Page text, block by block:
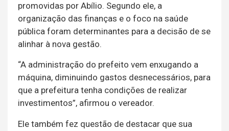
promovidas por Abílio. Segundo ele, a
organização das finanças e o foco na saúde
pública foram determinantes para a decisão de se
alinhar à nova gestão.
“A administração do prefeito vem enxugando a
máquina, diminuindo gastos desnecessários, para
que a prefeitura tenha condições de realizar
investimentos”, afirmou o vereador.
Ele também fez questão de destacar que sua